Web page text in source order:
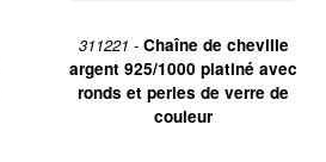
311221 - Chaîne de cheville
argent 925/1000 platiné avec
ronds et perles de verre de
couleur